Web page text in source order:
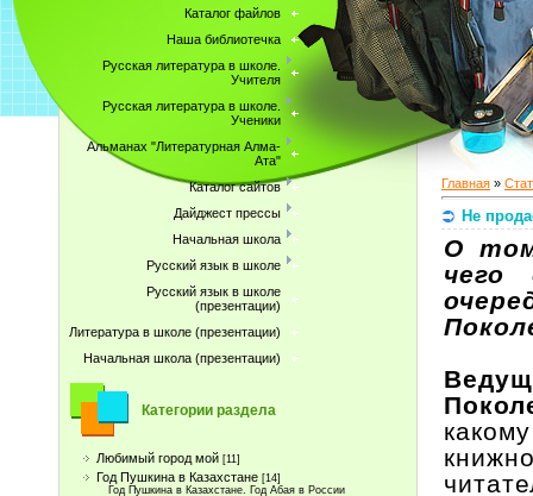
Каталог файлов
Наша библиотечка
Русская литература в школе.
Учителя
Русская литература в школе.
Ученики
Альманах "Литературная Алма-
Ата"
Каталог сайтов
Дайджест прессы
Начальная школа
Русский язык в школе
Русский язык в школе
(презентации)
Литература в школе (презентации)
Начальная школа (презентации)
Категории раздела
Любимый город мой [11]
Год Пушкина в Казахстане [14]
Год Пушкина в Казахстане. Год Абая в России
Главная »
Не
О
чего